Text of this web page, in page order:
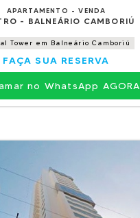
APARTAMENTO - VENDA
- BALNEÁRIO CAMBORIÚ
Tower em Balneário Camboriú
FAÇA SUA RESERVA
no WhatsApp AGORA